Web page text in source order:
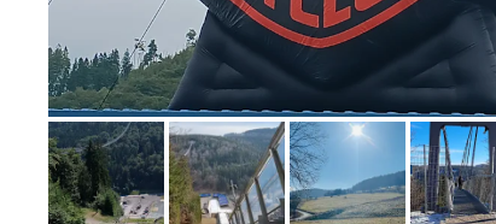
Bild melden
von Melanie